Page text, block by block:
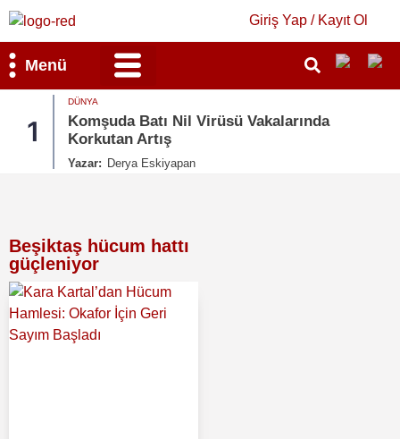
Giriş Yap / Kayıt Ol
Menü
1
DÜNYA
Komşuda Batı Nil Virüsü Vakalarında
Korkutan Artış
Yazar: Derya Eskiyapan
Beşiktaş hücum hattı
güçleniyor